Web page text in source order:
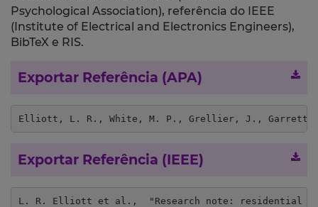
Psychological Association), referência do IEEE
(Institute of Electrical and Electronics Engineers),
BibTeX e RIS.
Exportar Referência (APA)
Elliott, L. R., White, M. P., Grellier, J., Garrett, J.
Exportar Referência (IEEE)
L. R. Elliott et al.,  "Research note: residential